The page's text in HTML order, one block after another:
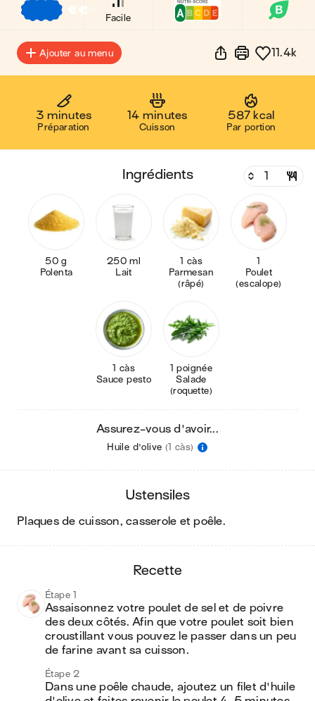
€€
Facile
Ajouter au menu 11.4k
3 minutes
Préparation
14 minutes
Cuisson
587 kcal
Par portion
ingrédients
50 g
Polenta
250 ml
Lait
1 càs
Parmesan
(râpé)
1
Poulet
(escalope)
1 càs
Sauce pesto
1 poignée
Salade
(roquette)
Assurez-vous d'avoir...
Huile d'olive (1 càs)
ustensiles
plaques de cuisson, casserole et poêle.
recette
Étape 1
Assaisonnez votre poulet de sel et de poivre
des deux côtés. Afin que votre poulet soit bien
croustillant vous pouvez le passer dans un peu
de farine avant sa cuisson.
Étape 2
Dans une poêle chaude, ajoutez un filet d'huile